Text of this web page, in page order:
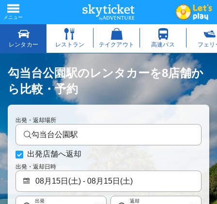
勾当台公園駅のレンタカーを8店舗か
ら比較・予約
出発・返却場所
勾当台公園駅
出発店舗へ返却
出発・返却日時
出発 返却